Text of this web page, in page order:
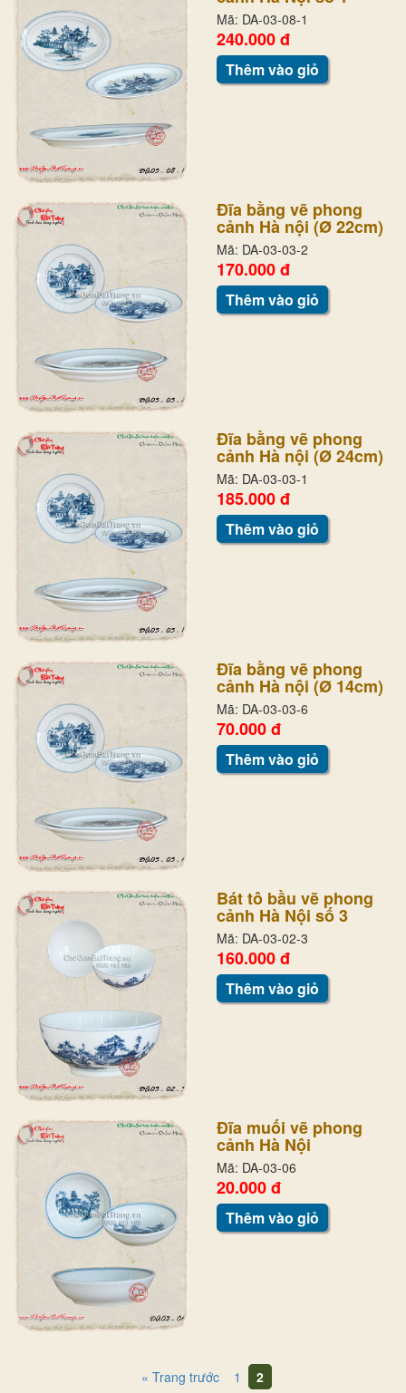
Mã: DA-03-08-1
240.000 đ
Thêm vào giỏ
Đĩa bằng vẽ phong
cảnh Hà nội (Ø 22cm)
Mã: DA-03-03-2
170.000 đ
Thêm vào giỏ
Đĩa bằng vẽ phong
cảnh Hà nội (Ø 24cm)
Mã: DA-03-03-1
185.000 đ
Thêm vào giỏ
Đĩa bằng vẽ phong
cảnh Hà nội (Ø 14cm)
Mã: DA-03-03-6
70.000 đ
Thêm vào giỏ
Bát tô bầu vẽ phong
cảnh Hà Nội số 3
Mã: DA-03-02-3
160.000 đ
Thêm vào giỏ
Đĩa muối vẽ phong
cảnh Hà Nội
Mã: DA-03-06
20.000 đ
Thêm vào giỏ
« Trang trước 1 2